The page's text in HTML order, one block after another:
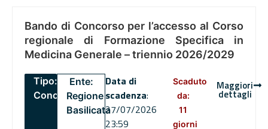
Bando di Concorso per l’accesso al Corso
regionale di Formazione Specifica in
Medicina Generale – triennio 2026/2029
Tipo:
Concorsi
Ente:
Regione
Basilicata
Data di
scadenza:
27/07/2026
23:59
Scaduto
da:
11
giorni
Maggiori
dettagli